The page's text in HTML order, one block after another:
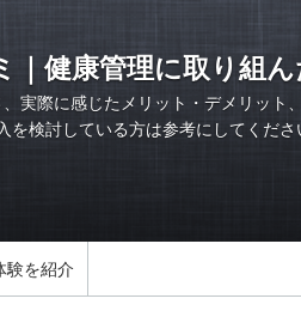
健康管理に取り組
実際に感じたメリット・デメリット
検討している方は参考にしてくださ
験を紹介